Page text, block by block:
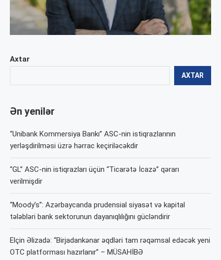
Axtar
AXTAR
Ən yenilər
“Unibank Kommersiya Bankı” ASC-nin istiqrazlarının
yerləşdirilməsi üzrə hərrac keçiriləcəkdir
“GL” ASC-nin istiqrazları üçün “Ticarətə İcazə” qərarı
verilmişdir
“Moody’s”: Azərbaycanda prudensial siyasət və kapital
tələbləri bank sektorunun dayanıqlılığını gücləndirir
Elçin Əlizadə: “Birjadankənar əqdləri tam rəqəmsal edəcək yeni
OTC platforması hazırlanır” – MÜSAHİBƏ